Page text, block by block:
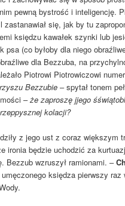
pewną bystrość i inteligencję.
zastanawiał się, jak by tu
księdzu kawałek szynki lub
psa (co byłoby dla niego
dla Bezzuba, na
Piotrowi Piotrowiczowi
Bezzubie – spytał tonem
–że zaproszę jjego
kolacji?
z jego ust z coraz większym
ironia będzie uchodzić za
Bezzub wzruszył ramionami. –
księdza pierwszy raz